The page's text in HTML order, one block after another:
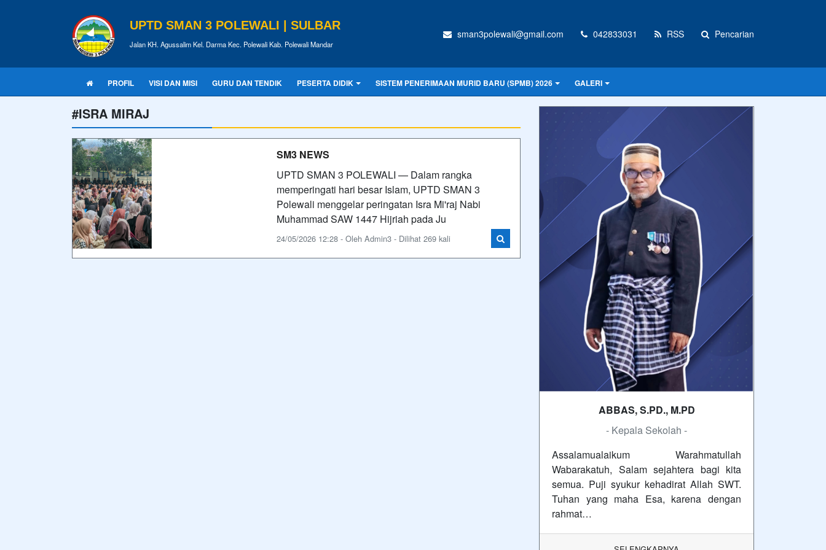
UPTD SMAN 3 POLEWALI | SULBAR
Jalan KH. Agussalim Kel. Darma Kec. Polewali Kab. Polewali Mandar
sman3polewali@gmail.com 042833031 RSS Pencarian
PROFIL VISI DAN MISI GURU DAN TENDIK PESERTA DIDIK SISTEM PENERIMAAN MURID BARU (SPMB) 2026 GALERI
#ISRA MIRAJ
SM3 NEWS
UPTD SMAN 3 POLEWALI — Dalam rangka
memperingati hari besar Islam, UPTD SMAN 3
Polewali menggelar peringatan Isra Mi'raj Nabi
Muhammad SAW 1447 Hijriah pada Ju
24/05/2026 12:28 - Oleh Admin3 - Dilihat 269 kali
ABBAS, S.PD., M.PD
- Kepala Sekolah -
Assalamualaikum Warahmatullah
Wabarakatuh, Salam sejahtera bagi kita
semua. Puji syukur kehadirat Allah SWT.
Tuhan yang maha Esa, karena dengan
rahmat…